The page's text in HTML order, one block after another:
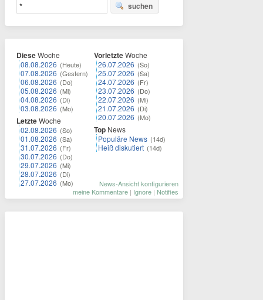
suchen
DieseWoche
08.08.2026 (Heute)
07.08.2026 (Gestern)
06.08.2026 (Do)
05.08.2026 (Mi)
04.08.2026 (Di)
03.08.2026 (Mo)
LetzteWoche
02.08.2026 (So)
01.08.2026 (Sa)
31.07.2026 (Fr)
30.07.2026 (Do)
29.07.2026 (Mi)
28.07.2026 (Di)
27.07.2026 (Mo)
VorletzteWoche
26.07.2026 (So)
25.07.2026 (Sa)
24.07.2026 (Fr)
23.07.2026 (Do)
22.07.2026 (Mi)
21.07.2026 (Di)
20.07.2026 (Mo)
Top News
Populäre News (14d)
Heiß diskutiert (14d)
News-Ansicht konfigurieren
meine Kommentare | Ignore | Notifies